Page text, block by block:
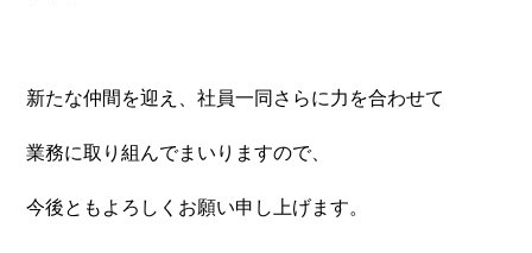
新たな仲間を迎え、社員一同さらに力を合わせて
業務に取り組んでまいりますので、
今後ともよろしくお願い申し上げます。